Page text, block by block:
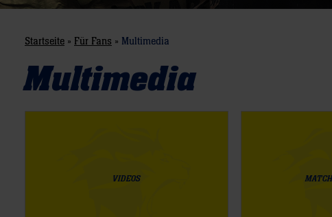
Startseite » Für Fans » Multimedia
Multimedia
VIDEOS